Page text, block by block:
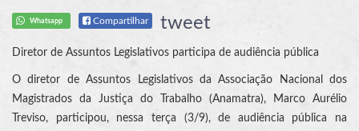
Whatsapp Compartilhar tweet
Diretor de Assuntos Legislativos participa de audiência pública
O diretor de Assuntos Legislativos da Associação Nacional dos
Magistrados da Justiça do Trabalho (Anamatra), Marco Aurélio
Treviso, participou, nessa terça (3/9), de audiência pública na